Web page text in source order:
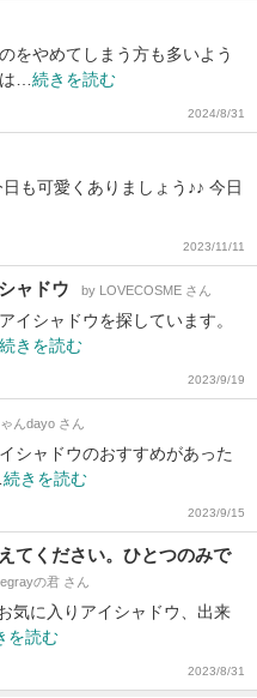
をやめてしまう方も多いよう
… 続きを読む
2024/8/31
も可愛くありましょう♪♪ 今日
2023/11/11
ャドウ by LOVECOSME さん
イシャドウを探しています。
続きを読む
2023/9/19
んdayo さん
シャドウのおすすめがあった
続きを読む
2023/9/15
てください。ひとつのみで
の君 さん
気に入りアイシャドウ、出来
を読む
2023/8/31